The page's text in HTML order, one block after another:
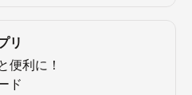
リ
便利に！
ド